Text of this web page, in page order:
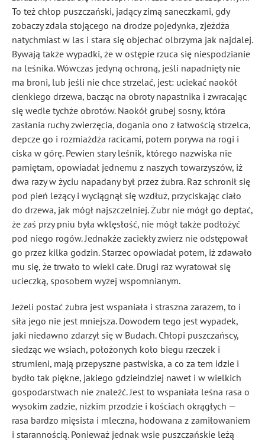
To też chłop puszczański, jadący zimą saneczkami, gdy
zobaczy zdala stojącego na drodze pojedynka, zjeżdża
natychmiast w las i stara się objechać olbrzyma jak najdalej.
Bywają także wypadki, że w ostępie rzuca się niespodzianie
na leśnika. Wówczas jedyną ochroną, jeśli napadnięty nie
ma broni, lub jeśli nie chce strzelać, jest: uciekać naokół
cienkiego drzewa, bacząc na obroty napastnika i zwracając
się wedle tychże obrotów. Naokół grubej sosny, która
zasłania ruchy zwierzęcia, dogania ono z łatwością strzelca,
depcze go i rozmiażdża racicami, potem porywa na rogi i
ciska w górę. Pewien stary leśnik, którego nazwiska nie
pamiętam, opowiadał jednemu z naszych towarzyszów, iż
dwa razy w życiu napadany był przez żubra. Raz schronił się
pod pień leżący i wyciągnął się wzdłuż, przyciskając ciało
do drzewa, jak mógł najszczelniej. Żubr nie mógł go deptać,
że zaś przy pniu była wklęsłość, nie mógł także podłożyć
pod niego rogów. Jednakże zaciekły zwierz nie odstępował
go przez kilka godzin. Starzec opowiadał potem, iż zdawało
mu się, że trwało to wieki całe. Drugi raz wyratował się
ucieczką, sposobem wyżej wspomnianym.
Jeżeli postać żubra jest wspaniała i straszna zarazem, to i
siła jego nie jest mniejsza. Dowodem tego jest wypadek,
jaki niedawno zdarzył się w Budach. Chłopi puszczańscy,
siedząc we wsiach, położonych koło biegu rzeczek i
strumieni, mają przepyszne pastwiska, a co za tem idzie i
bydło tak piękne, jakiego gdzieindziej nawet i w wielkich
gospodarstwach nie znaleźć. Jest to wspaniała leśna rasa o
wysokim zadzie, nizkim przodzie i kościach okrągłych —
rasa bardzo mięsista i mleczna, hodowana z zamiłowaniem
i starannością. Ponieważ jednak wsie puszczańskie leżą